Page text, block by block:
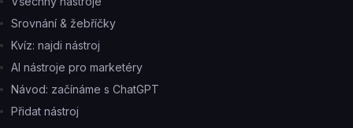
Srovnání & žebříčky
Kvíz: najdi nástroj
AI nástroje pro marketéry
Návod: začínáme s ChatGPT
Přidat nástroj